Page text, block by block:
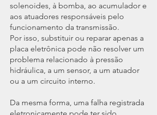
solenoides, à bomba, ao acumulador e
aos atuadores responsáveis pelo
funcionamento da transmissão.
Por isso, substituir ou reparar apenas a
placa eletrônica pode não resolver um
problema relacionado à pressão
hidráulica, a um sensor, a um atuador
ou a um circuito interno.
Da mesma forma, uma falha registrada